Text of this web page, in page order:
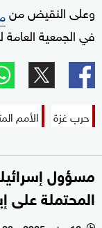
وعلى النقيض من
في الجمعية العامة
حرب غزة الأمم
مسؤول
المحتملة على